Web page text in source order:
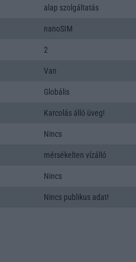
alap szolgáltatás
nanoSIM
2
Van
Globális
Karcolás álló üveg!
Nincs
mérsékelten vízálló
Nincs
Nincs publikus adat!